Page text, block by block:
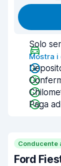
Solo
Mostra
Paga
Ford